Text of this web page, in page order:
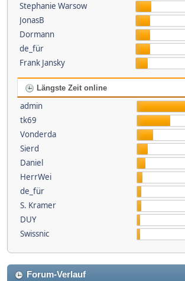
Stephanie Warsow
JonasB
Dormann
de_für
Frank Jansky
Längste Zeit online
admin
tk69
Vonderda
Sierd
Daniel
HerrWei
de_für
S. Kramer
DUY
Swissnic
Forum-Verlauf